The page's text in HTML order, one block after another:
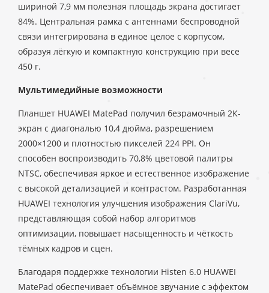
шириной 7,9 мм полезная площадь экрана достигает
84%. Центральная рамка с антеннами беспроводной
связи интегрирована в единое целое с корпусом,
образуя лёгкую и компактную конструкцию при весе
450 г.
Мультимедийные возможности
Планшет HUAWEI MatePad получил безрамочный 2К-
экран с диагональю 10,4 дюйма, разрешением
2000×1200 и плотностью пикселей 224 PPI. Он
способен воспроизводить 70,8% цветовой палитры
NTSC, обеспечивая яркое и естественное изображение
с высокой детализацией и контрастом. Разработанная
HUAWEI технология улучшения изображения ClariVu,
представляющая собой набор алгоритмов
оптимизации, повышает насыщенность и чёткость
тёмных кадров и сцен.
Благодаря поддержке технологии Histen 6.0 HUAWEI
MatePad обеспечивает объёмное звучание с эффектом